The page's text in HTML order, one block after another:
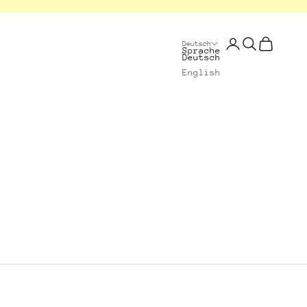
Deutsch
Sprache
Deutsch
English
Anmelden
SuchenWarenkorb